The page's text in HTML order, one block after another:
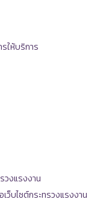
ให้บริการ
วงแรงงาน
ว็บไซต์กระทรวงแรงงาน